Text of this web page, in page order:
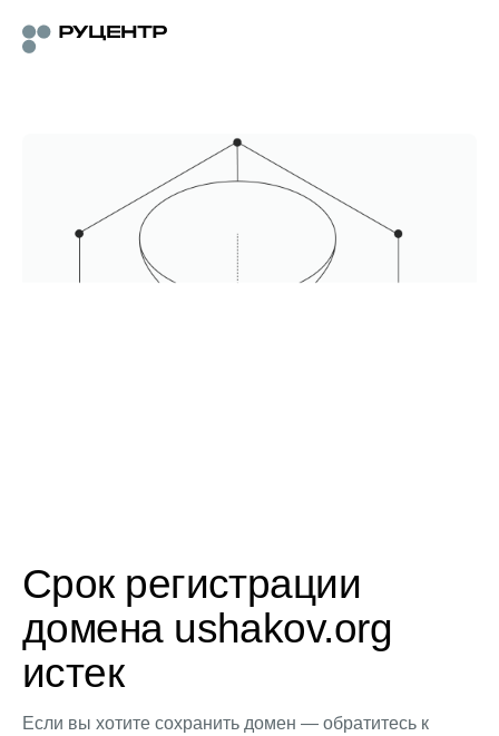
Срок регистрации
домена ushakov.org
истек
Если вы хотите сохранить домен — обратитесь к